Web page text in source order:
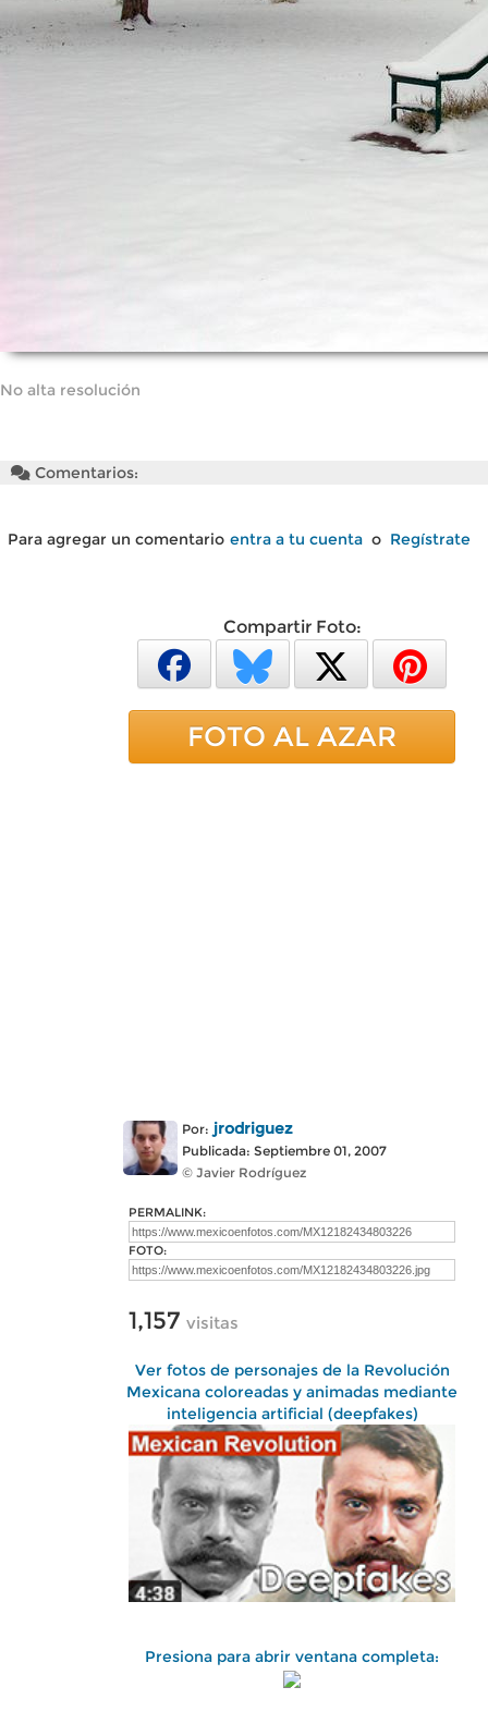
No alta resolución
Comentarios:
Para agregar un comentario entra a tu cuenta o Regístrate
Compartir Foto:
FOTO AL AZAR
Por: jrodriguez
Publicada: Septiembre 01, 2007
© Javier Rodríguez
PERMALINK:
FOTO:
1,157 visitas
Ver fotos de personajes de la Revolución
Mexicana coloreadas y animadas mediante
inteligencia artificial (deepfakes)
Presiona para abrir ventana completa: